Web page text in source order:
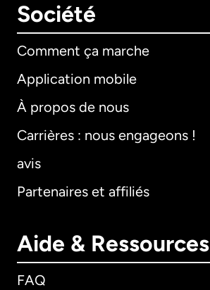
Société
Comment ça marche
Application mobile
À propos de nous
Carrières : nous engageons !
avis
Partenaires et affiliés
Aide & Ressources
FAQ